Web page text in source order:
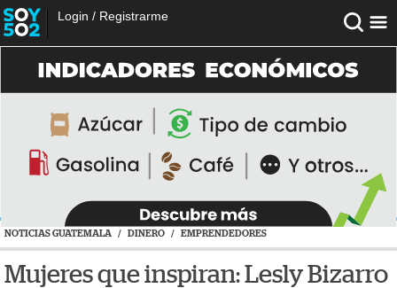
Login / Registrarme
NOTICIAS GUATEMALA / DINERO / EMPRENDEDORES
Mujeres que inspiran: Lesly Bizarro